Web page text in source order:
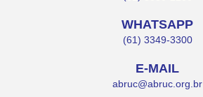
WHATSAPP
(61) 3349-3300
E-MAIL
abruc@abruc.org.br